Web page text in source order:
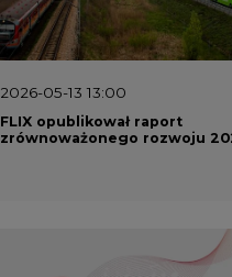
2026-05-13 13:00
FLIX opublikował raport
zrównoważonego rozwoju